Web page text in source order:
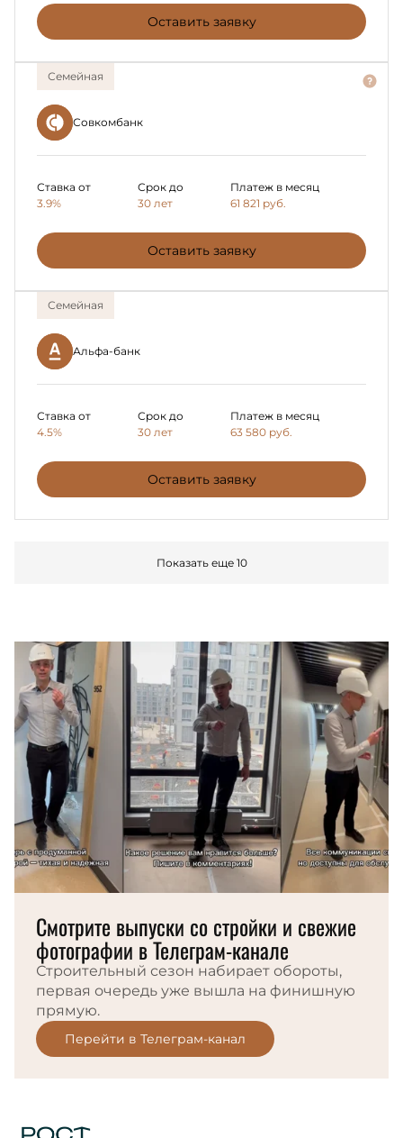
Оставить заявку
Семейная
Совкомбанк
Ставка от
3.9%
Срок до
30 лет
Платеж в месяц
61 821 руб.
Оставить заявку
Семейная
Альфа-банк
Ставка от
4.5%
Срок до
30 лет
Платеж в месяц
63 580 руб.
Оставить заявку
Показать еще 10
Смотрите выпуски со стройки и свежие
фотографии в Телеграм-канале
Строительный сезон набирает обороты,
первая очередь уже вышла на финишную
прямую.
Перейти в Телеграм-канал